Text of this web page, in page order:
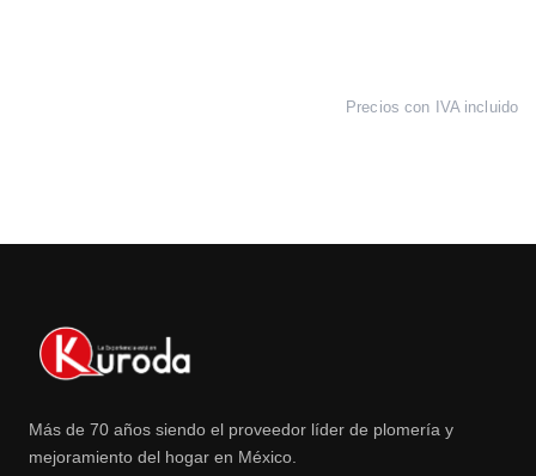
Precios con IVA incluido
Más de 70 años siendo el proveedor líder de plomería y
mejoramiento del hogar en México.